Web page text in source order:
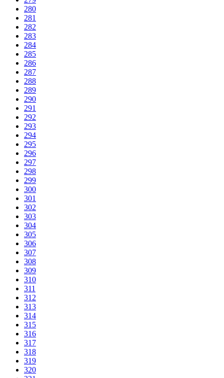
280
281
282
283
284
285
286
287
288
289
290
291
292
293
294
295
296
297
298
299
300
301
302
303
304
305
306
307
308
309
310
311
312
313
314
315
316
317
318
319
320